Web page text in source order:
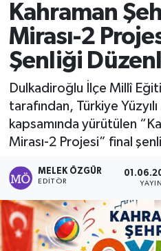
Kahraman
Mirası-2
Şenliği
Dulkadiroğlu İlçe Millî
tarafından, Türkiye
kapsamında yürütülen
Mirası-2 Projesi” final
MELEK ÖZGÜR
EDITÖR
Gündem
Magazin
Politika
Sağlık
Yaşam
Tüm Manşetler
Son Dakika Haberleri
Haber Arşivi